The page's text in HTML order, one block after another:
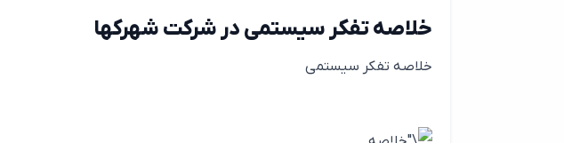
خلاصه تفکر سیستمی در شرکت شهرکها
خلاصه تفکر سیستمی